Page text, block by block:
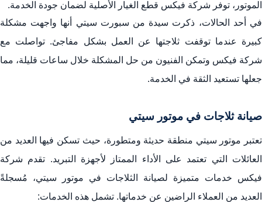
الموتور، توفر شركة فيكس قطع الغيار الأصلية لضمان جودة الخدمة.
في أحد الحالات، ذكرت سيدة من سبورت سيتي أنها واجهت مشكلة
كبيرة عندما توقفت ثلاجتها عن العمل بشكل مفاجئ. تواصلت مع
شركة فيكس وتمكن الفنيون من حل المشكلة خلال ساعات قليلة، مما
جعلها تستعيد الثقة في الخدمة.
صيانة ثلاجات في موتور سيتي
تعتبر موتور سيتي منطقة حديثة ومتطورة، حيث تسكن فيها العديد من
العائلات التي تعتمد على الأداء الممتاز لأجهزة التبريد. تقدم شركة
فيكس خدمات متميزة لصيانة الثلاجات في موتور سيتي، مُسجلةً
العديد من العملاء الراضين عن خدماتها. تشمل هذه الخدمات: